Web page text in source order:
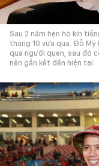
Sau 2 năm hẹn hò kín
tháng 10 vừa qua. Đỗ
qua người quen, sau đó
nên gắn kết đến hiện tại